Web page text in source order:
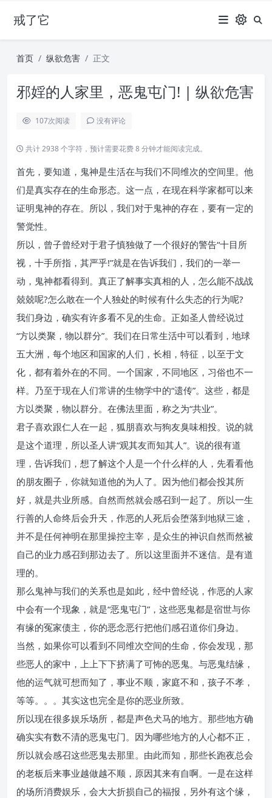
戒了它
首页 纵欲危害 正文
邪婬的人家里，恶鬼屯门! | 纵欲危害
107次阅读 没有评论
共计 2938 个字符，预计需要花费 8 分钟才能阅读完成。
首先，要知道，鬼神是生活在与我们不同维次的空间里。他
们是真实存在的生命形态。这一点，在现在科学家都可以来
证明鬼神的存在。所以，我们对于鬼神的存在，要有一定的
警觉性。
所以，曾子曾经对于君子慎独做了一个很好的警告“十目所
视，十手所指，其严乎!”就是在告诉我们，我们的一举一
动，鬼神都看得到。真正了解事实真相的人，怎么能不战战
兢兢呢?怎么敢在一个人独处的时候有什么失态的行为呢?
我们身边，确实有许多看不见的生命。正如圣人曾经说过
“方以类聚，物以群分”。我们在日常生活中可以看到，地球
五大洲，每个地区和国家的人们，长相，特征，以至于文
化，都有着外在的不同。一个国家，不同地区，习俗也不一
样。乃至于现在人们常讲的生物学中的“遗传”。这些，都是
方以类聚，物以群分。在佛法里面，称之为“共业”。
君子喜欢跟仁人在一起，狐朋喜欢与狗友臭味相投。说的就
是这个道理，所以圣人讲“观其友而知其人”。说的很有道
理，告诉我们，想了解这个人是一个什么样的人，先看看他
的朋友圈子，你就知道他的为人了。因为他们都会投其所
好，就是共业所感。自然而然就会感召到一起了。所以一生
行善的人命终后会升天，作恶的人死后会堕落到地狱三途，
并不是任何神明在那里操控主宰，是众生的神识自然而然被
自己的业力感召到那边去了。所以这里面并不迷信。是有道
理的。
那么鬼神与我们的关系也是如此，经中曾经说，作恶的人家
中会有一个现象，就是“恶鬼屯门”，这些恶鬼都是宿世与你
有缘的冤家债主，你的恶念恶行把他们感召道你们身边。
当然，如果你可以看到不同维次空间的生命，你会发现，那
些恶人的家中，上上下下挤满了可怖的恶鬼。与恶鬼结缘，
他的运气就可想而知了，事业不顺，家庭不和，孩子不孝，
等等。。。其实这也完全是你的恶业所致。
所以现在很多娱乐场所，都是声色犬马的地方。那些地方确
确实实有数不清的恶鬼屯门。因为哪些地方的人心都不正，
所以就会感召这些恶鬼去那里。由此而知，那些长跑夜总会
的老板后来事业越做越不顺，原因其来有自啊。一是在这样
的场所消费娱乐，会大大折损自己的福报，另外有这个缘，